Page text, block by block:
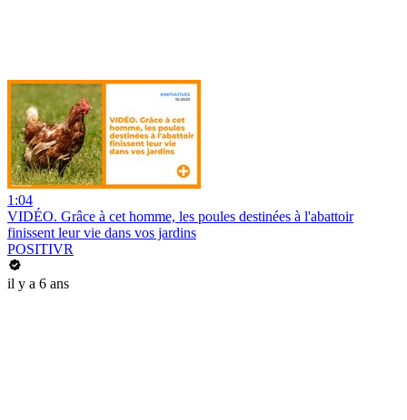
1:04
VIDÉO. Grâce à cet homme, les poules destinées à l'abattoir
finissent leur vie dans vos jardins
POSITIVR
il y a 6 ans